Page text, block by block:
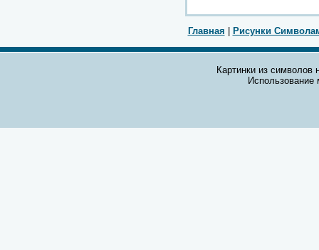
Главная Рисунки
Картинки из символов
Использование